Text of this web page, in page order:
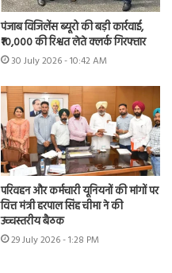
पंजाब विजिलेंस ब्यूरो की बड़ी कार्रवाई,
₹10,000 की रिश्वत लेते क्लर्क गिरफ्तार
30 July 2026 - 10:42 AM
परिवहन और कर्मचारी यूनियनों की मांगों पर
वित्त मंत्री हरपाल सिंह चीमा ने की
उच्चस्तरीय बैठक
29 July 2026 - 1:28 PM